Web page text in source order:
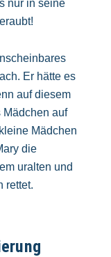
nur in seine
Er hätte es
auf diesem
Mädchen auf
Mädchen
die
uralten und
rettet.